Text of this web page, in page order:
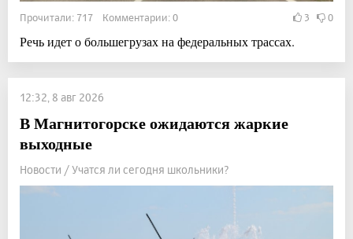
Прочитали: 717 Комментарии: 0 3 0
Речь идет о большегрузах на федеральных трассах.
12:32, 8 авг 2026
В Магнитогорске ожидаются жаркие
выходные
Новости / Учатся ли сегодня школьники?